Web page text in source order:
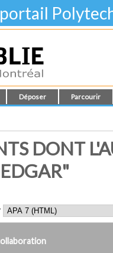
Déposer Parcourir
DONT